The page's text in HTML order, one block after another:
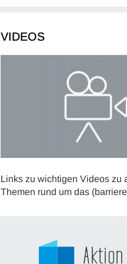
VIDEOS
Links zu wichtigen Videos zu
Themen rund um das